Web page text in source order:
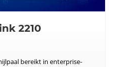
2210
bereikt in enterprise-